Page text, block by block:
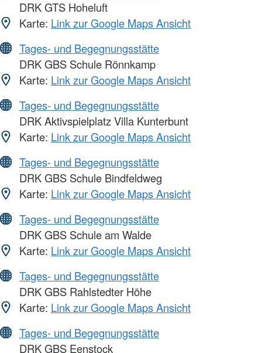
DRK GTS Hoheluft
Karte: Link zur Google Maps Ansicht
Tages- und Begegnungsstätte
DRK GBS Schule Rönnkamp
Karte: Link zur Google Maps Ansicht
Tages- und Begegnungsstätte
DRK Aktivspielplatz Villa Kunterbunt
Karte: Link zur Google Maps Ansicht
Tages- und Begegnungsstätte
DRK GBS Schule Bindfeldweg
Karte: Link zur Google Maps Ansicht
Tages- und Begegnungsstätte
DRK GBS Schule am Walde
Karte: Link zur Google Maps Ansicht
Tages- und Begegnungsstätte
DRK GBS Rahlstedter Höhe
Karte: Link zur Google Maps Ansicht
Tages- und Begegnungsstätte
DRK GBS Eenstock